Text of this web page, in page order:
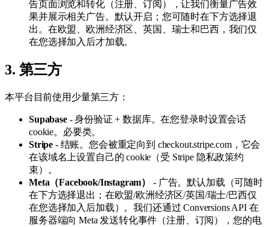
告页面浏览和转化（注册、订阅），让我们衡量广告效
果并展示相关广告。默认开启；您可随时在下方选择退
出。在欧盟、欧洲经济区、英国、瑞士和巴西，我们仅
在您选择加入后才加载。
3. 第三方
本平台目前使用少量第三方：
Supabase- 身份验证 + 数据库。在您登录时设置会话
cookie。必要类。
Stripe - 结账。您会被重定向到 checkout.stripe.com，它会
在该域名上设置自己的 cookie（受 Stripe 隐私政策约
束）。
Meta（Facebook/Instagram）
- 广告。默认加载（可随时
在下方选择退出；在欧盟/欧洲经济区/英国/瑞士/巴西仅
在您选择加入后加载）。我们还通过 Conversions API 在
服务器端向 Meta 发送转化事件（注册、订阅），您的电